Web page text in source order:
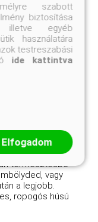
'Lang') az első
termesztésbe
vagy
a legjobb.
ropogós húsú
szabott
biztosítása
illetve egyéb
használatára
testreszabási
ide kattintva
Elfogadom